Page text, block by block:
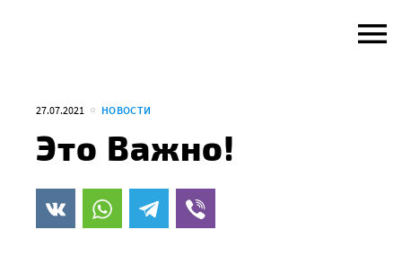
27.07.2021 НОВОСТИ
Это Важно!